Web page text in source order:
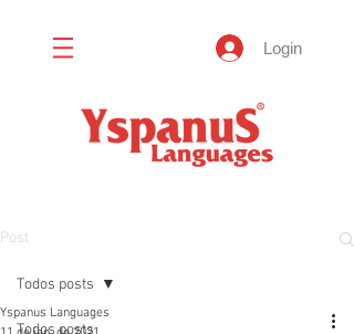
Login
Post
Todos posts
Todos posts
Yspanus Languages